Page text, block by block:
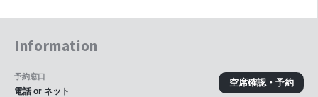
Information
空席確認・予約
予約窓口
電話 or ネット